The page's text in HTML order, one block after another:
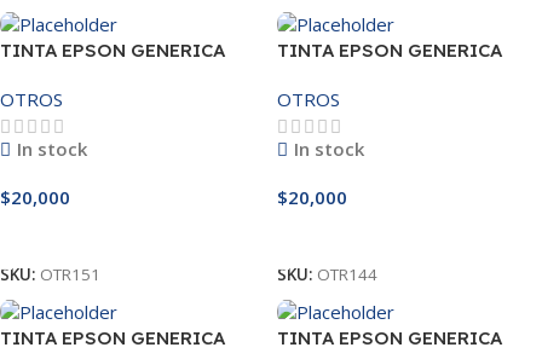
TINTA EPSON GENERICA
OTROS
In stock
$20,000
SKU: OTR151
TINTA EPSON GENERICA
OTROS
In stock
$20,000
SKU: OTR144
TINTA EPSON GENERICA
TINTA EPSON GENERICA